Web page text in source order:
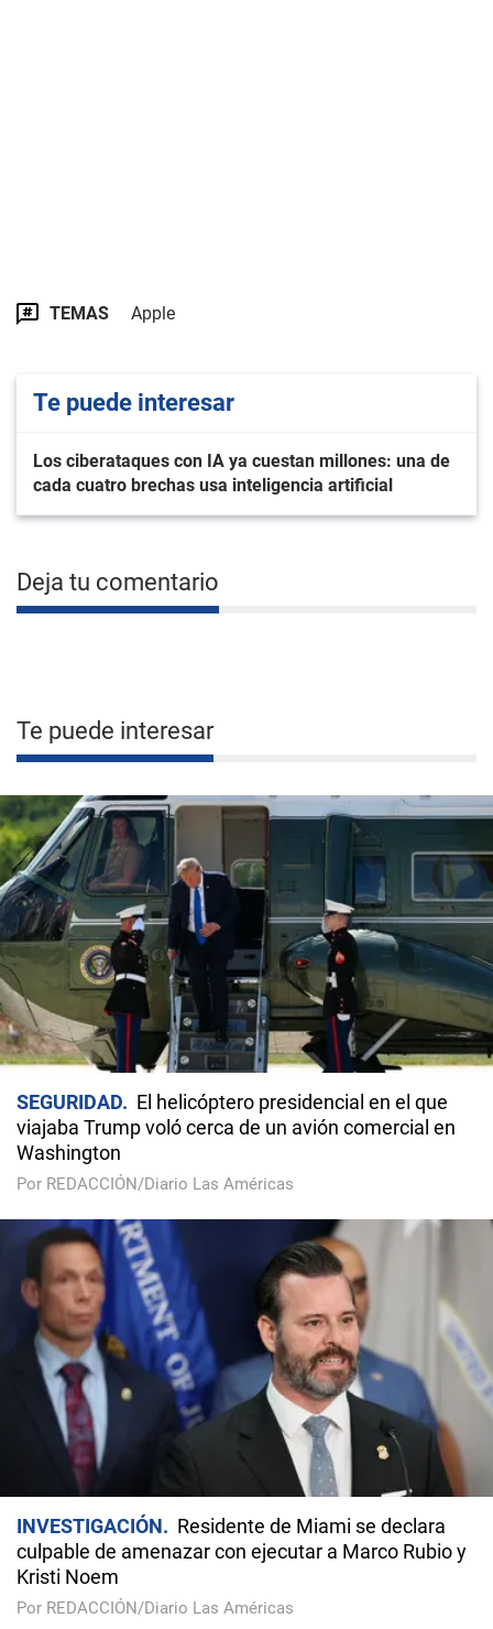
TEMAS Apple
Te puede interesar
Los ciberataques con IA ya cuestan millones: una de
cada cuatro brechas usa inteligencia artificial
Deja tu comentario
Te puede interesar
SEGURIDAD
El helicóptero presidencial en el que
viajaba Trump voló cerca de un avión comercial en
Washington
Por REDACCIÓN/Diario Las Américas
INVESTIGACIÓN
Residente de Miami se declara
culpable de amenazar con ejecutar a Marco Rubio y
Kristi Noem
Por REDACCIÓN/Diario Las Américas